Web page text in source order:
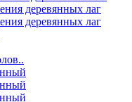
деревянных лаг
деревянных лаг